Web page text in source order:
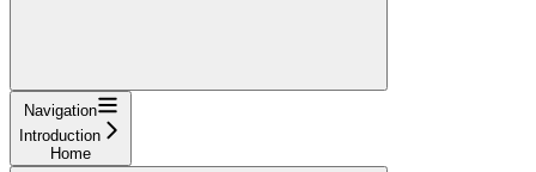
Navigation
Introduction
Home